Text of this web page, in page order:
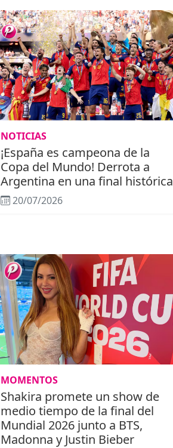
NOTICIAS
¡España es campeona de la
Copa del Mundo! Derrota a
Argentina en una final histórica
20/07/2026
MOMENTOS
Shakira promete un show de
medio tiempo de la final del
Mundial 2026 junto a BTS,
Madonna y Justin Bieber